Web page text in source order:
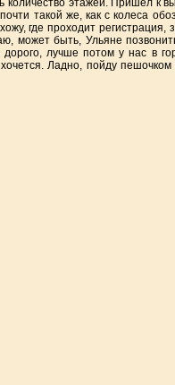
этажей. Пришел к
такой же, как с колеса
где проходит регистрация,
может быть, Ульяне
лучше потом у нас в
Ладно, пойду